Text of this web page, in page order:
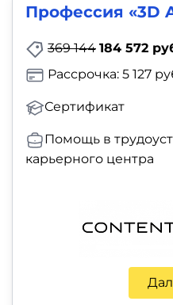
Профессия «3D
369 144 184 572
Сертификат
Рассрочка: 5 127
Помощь в
карьерного центра